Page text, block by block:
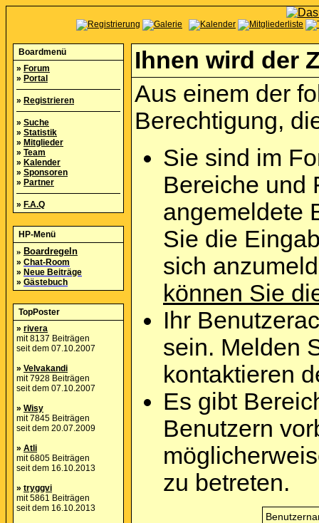
Boardmenü
» Forum
» Portal
» Registrieren
» Suche
» Statistik
» Mitglieder
» Team
» Kalender
» Sponsoren
» Partner
» F.A.Q
HP-Menü
» Boardregeln
» Chat-Room
» Neue Beiträge
» Gästebuch
TopPoster
» rivera
mit 8137 Beiträgen
seit dem 07.10.2007
» Velvakandi
mit 7928 Beiträgen
seit dem 07.10.2007
» Wisy
mit 7845 Beiträgen
seit dem 20.07.2009
» Atli
mit 6805 Beiträgen
seit dem 16.10.2013
» tryggvi
mit 5861 Beiträgen
seit dem 16.10.2013
Ihnen wird der
Aus einem der
Berechtigung,
Sie sind im
Bereiche und
angemeldete
Sie die
sich
können Sie
Ihr
sein. Melden
kontaktieren
Es gibt
Benutzern
zu betreten.